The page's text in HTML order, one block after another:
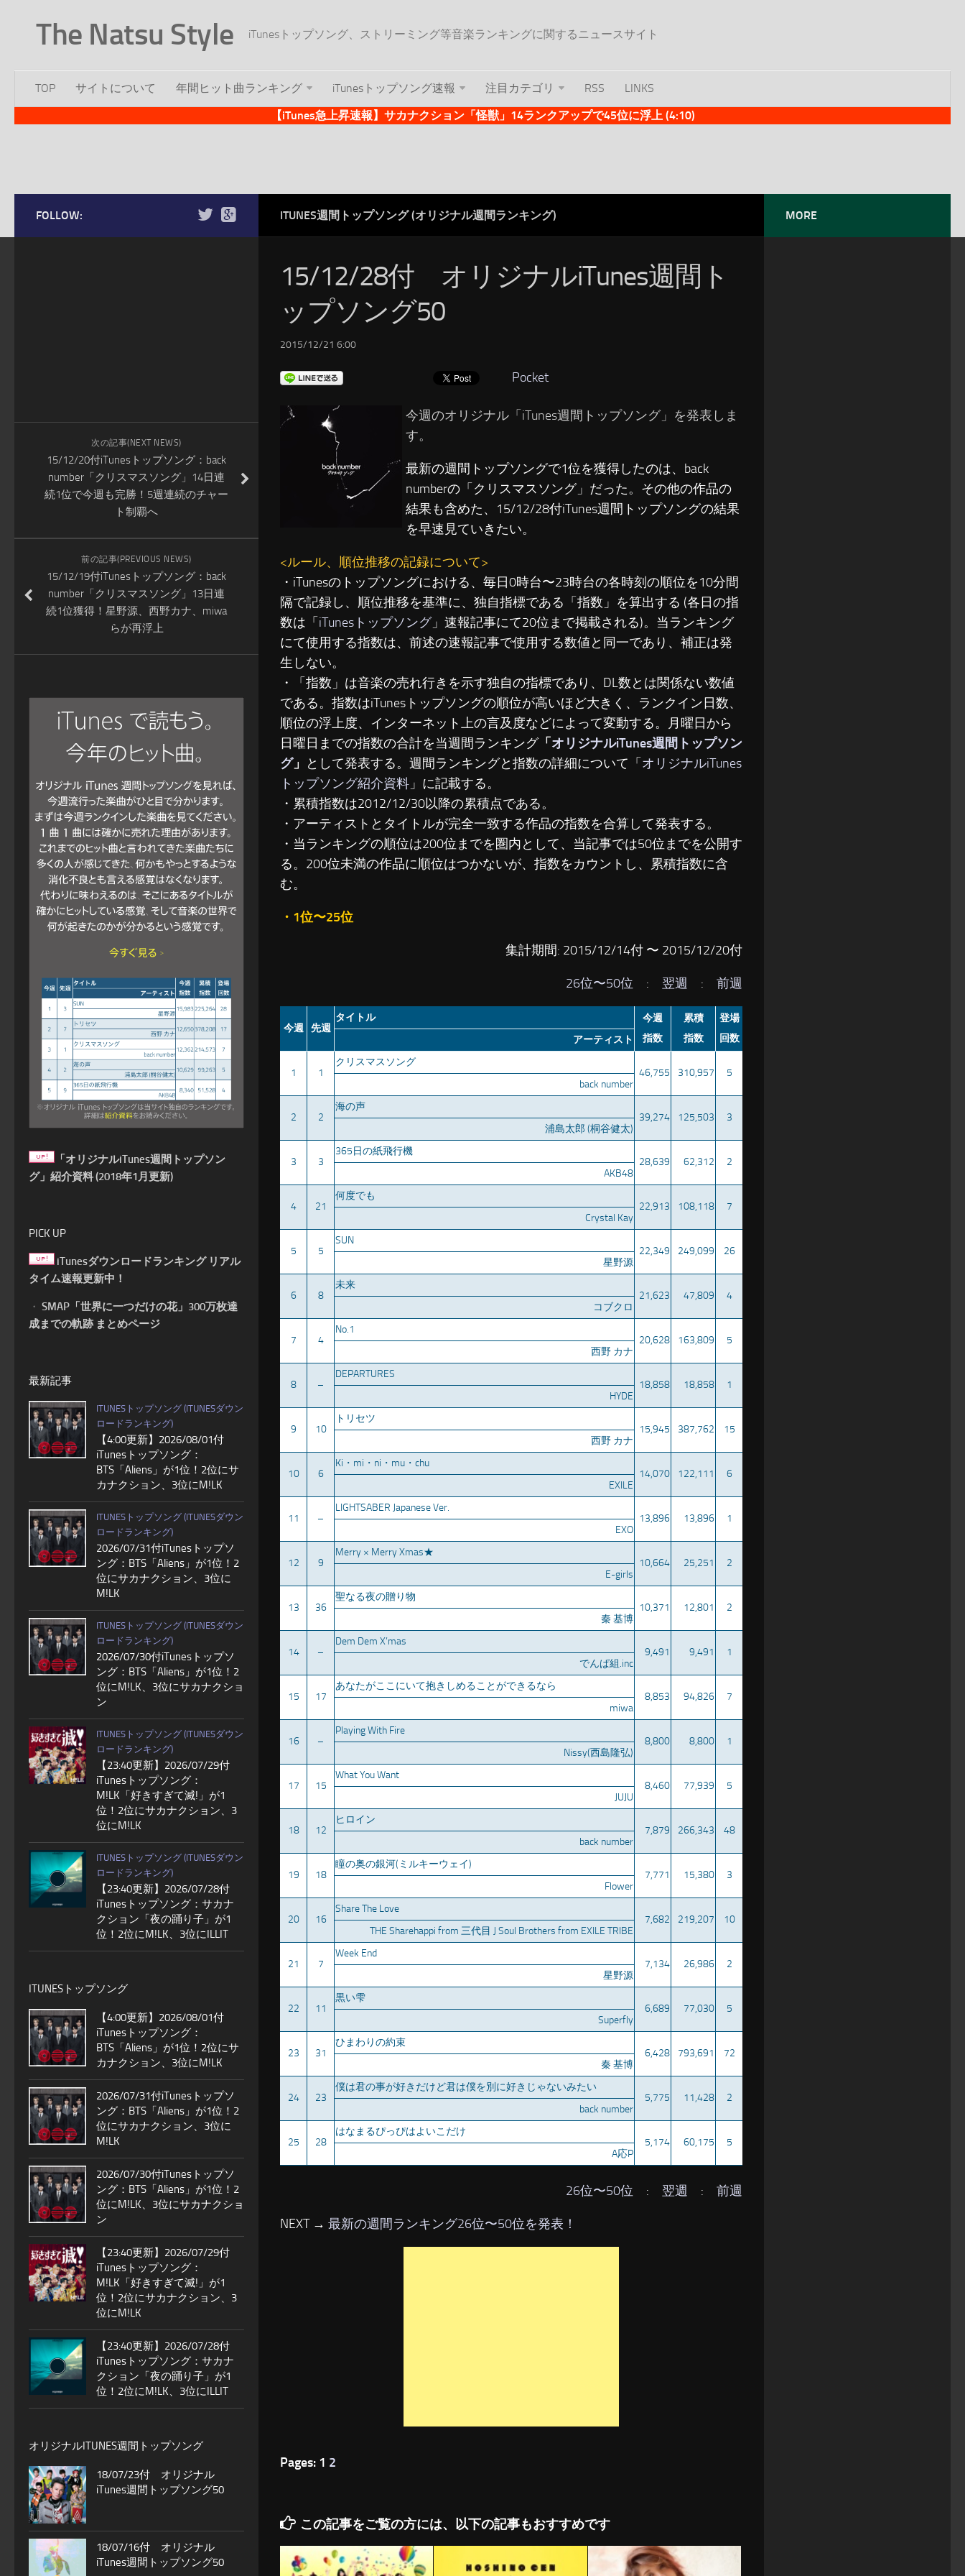
The Natsu Style iTunesトップソング、ストリーミング等音楽ランキングに関するニュースサイト
TOP サイトについて 年間ヒット曲ランキング iTunesトップソング速報 注目カテゴリ RSS
LINKS
【iTunes急上昇速報】サカナクション「怪獣」14ランクアップで45位に浮上 (4:10)
ITUNES週間トップソング (オリジナル週間ランキング)
15/12/28付 オリジナルiTunes週間ト
ップソング50
2015/12/21 6:00
Pocket
今週のオリジナル「iTunes週間トップソング」を発表しま
す。
最新の週間トップソングで1位を獲得したのは、back
numberの「クリスマスソング」だった。その他の作品の
結果も含めた、15/12/28付iTunes週間トップソングの結果
を早速見ていきたい。
<ルール、順位推移の記録について>
・iTunesのトップソングにおける、毎日0時台〜23時台の各時刻の順位を10分間
隔で記録し、順位推移を基準に、独自指標である「指数」を算出する (各日の指
数は「 iTunesトップソング」速報記事にて20位まで掲載される)。当ランキング
にて使用する指数は、前述の速報記事で使用する数値と同一であり、補正は発
生しない。
・「指数」は音楽の売れ行きを示す独自の指標であり、DL数とは関係ない数値
である。指数はiTunesトップソングの順位が高いほど大きく、ランクイン日数、
順位の浮上度、インターネット上の言及度などによって変動する。月曜日から
日曜日までの指数の合計を当週間ランキング「 オリジナルiTunes週間トップソン
グ」 として発表する。週間ランキングと指数の詳細について「 オリジナルiTunes
トップソング紹介資料 」に記載する。
・累積指数は2012/12/30以降の累積点である。
・アーティストとタイトルが完全一致する作品の指数を合算して発表する。
・当ランキングの順位は200位までを圏内として、当記事では50位までを公開す
る。200位未満の作品に順位はつかないが、指数をカウントし、累積指数に含
む。
・1位〜25位
集計期間: 2015/12/14付 〜 2015/12/20付
26位〜50位 : 翌週 : 前週
今週 先週
タイトル
今週
指数
累積
指数
登場
回数
アーティスト
1 1
クリスマスソング
46,755
310,957
5
back number
2 2
海の声
39,274
125,503
3
浦島太郎 (桐谷健太)
3 3
365日の紙飛行機
28,639
62,312
2
AKB48
4 21
何度でも
22,913
108,118
7
Crystal Kay
5 5
SUN
22,349
249,099
26
星野源
6 8
未来
21,623
47,809
4
コブクロ
7 4
No.1
20,628
163,809
5
西野 カナ
8 –
DEPARTURES
18,858
18,858
1
HYDE
9 10
トリセツ
15,945
387,762
15
西野 カナ
10 6
Ki・mi・ni・mu・chu
14,070
122,111
6
EXILE
11 –
LIGHTSABER Japanese Ver.
13,896
13,896
1
EXO
12 9
Merry × Merry Xmas★
10,664
25,251
2
E-girls
13 36
聖なる夜の贈り物
10,371
12,801
2
秦 基博
14 –
Dem Dem X’mas
9,491
9,491
1
でんぱ組.inc
15 17
あなたがここにいて抱きしめることができるなら
8,853
94,826
7
miwa
16 –
Playing With Fire
8,800
8,800
1
Nissy(西島隆弘)
17 15
What You Want
8,460
77,939
5
JUJU
18 12
ヒロイン
7,879
266,343
48
back number
19 18
瞳の奥の銀河(ミルキーウェイ)
7,771
15,380
3
Flower
20 16
Share The Love
7,682
219,207
10
THE Sharehappi from 三代目 J Soul Brothers from EXILE TRIBE
21 7
Week End
7,134
26,986
2
星野源
22 11
黒い雫
6,689
77,030
5
Superfly
23 31
ひまわりの約束
6,428
793,691
72
秦 基博
24 23
僕は君の事が好きだけど君は僕を別に好きじゃないみたい
5,775
11,428
2
back number
25 28
はなまるぴっぴはよいこだけ
5,174
60,175
5
A応P
26位〜50位 : 翌週 : 前週
NEXT → 最新の週間ランキング26位〜50位を発表！
Pages: 1 2
この記事をご覧の方には、以下の記事もおすすめです
FOLLOW:
次の記事(NEXT NEWS)
15/12/20付iTunesトップソング：back
number「クリスマスソング」14日連
続1位で今週も完勝！5週連続のチャー
ト制覇へ
前の記事(PREVIOUS NEWS)
15/12/19付iTunesトップソング：back
number「クリスマスソング」13日連
続1位獲得！星野源、西野カナ、miwa
らが再浮上
「オリジナルiTunes週間トップソン
グ」紹介資料 (2018年1月更新)
PICK UP
iTunesダウンロードランキング リアル
タイム速報更新中！
・ SMAP「世界に一つだけの花」300万枚達
成までの軌跡 まとめページ
最新記事
ITUNESトップソング (ITUNESダウン
ロードランキング)
【4:00更新】2026/08/01付
iTunesトップソング：
BTS「Aliens」が1位！2位にサ
カナクション、3位にM!LK
ITUNESトップソング (ITUNESダウン
ロードランキング)
2026/07/31付iTunesトップソ
ング：BTS「Aliens」が1位！2
位にサカナクション、3位に
M!LK
ITUNESトップソング (ITUNESダウン
ロードランキング)
2026/07/30付iTunesトップソ
ング：BTS「Aliens」が1位！2
位にM!LK、3位にサカナクショ
ン
ITUNESトップソング (ITUNESダウン
ロードランキング)
【23:40更新】2026/07/29付
iTunesトップソング：
M!LK「好きすぎて滅!」が1
位！2位にサカナクション、3
位にM!LK
ITUNESトップソング (ITUNESダウン
ロードランキング)
【23:40更新】2026/07/28付
iTunesトップソング：サカナ
クション「夜の踊り子」が1
位！2位にM!LK、3位にILLIT
ITUNESトップソング
【4:00更新】2026/08/01付
iTunesトップソング：
BTS「Aliens」が1位！2位にサ
カナクション、3位にM!LK
2026/07/31付iTunesトップソ
ング：BTS「Aliens」が1位！2
位にサカナクション、3位に
M!LK
2026/07/30付iTunesトップソ
ング：BTS「Aliens」が1位！2
位にM!LK、3位にサカナクショ
ン
【23:40更新】2026/07/29付
iTunesトップソング：
M!LK「好きすぎて滅!」が1
位！2位にサカナクション、3
位にM!LK
【23:40更新】2026/07/28付
iTunesトップソング：サカナ
クション「夜の踊り子」が1
位！2位にM!LK、3位にILLIT
オリジナルITUNES週間トップソング
18/07/23付 オリジナル
iTunes週間トップソング50
18/07/16付 オリジナル
iTunes週間トップソング50
MORE